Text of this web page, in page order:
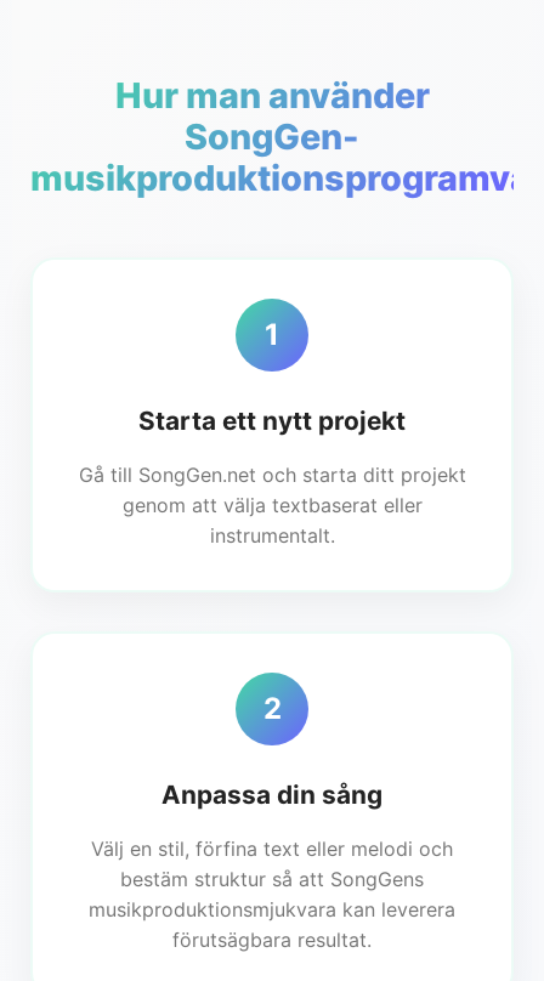
Hur man använder
SongGen-
1
Starta ett nytt projekt
Gå till SongGen.net och starta ditt projekt
genom att välja textbaserat eller
instrumentalt.
2
Anpassa din sång
Välj en stil, förfina text eller melodi och
bestäm struktur så att SongGens
musikproduktionsmjukvara kan leverera
förutsägbara resultat.